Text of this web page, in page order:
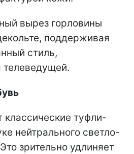
вырез горловины
поддерживая
стиль,
телеведущей.
классические туфли-
нейтрального светло-
зрительно удлиняет